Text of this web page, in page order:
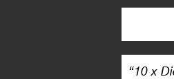
“10 x